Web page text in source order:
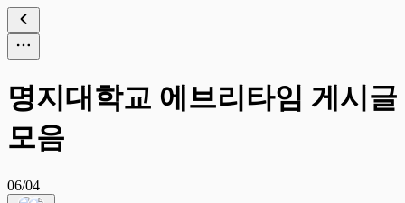
명지대학교 에브리타임 게시글
모음
06/04